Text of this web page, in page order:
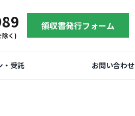
除く)
領収書発行フォーム
・受託 お問い合わせ